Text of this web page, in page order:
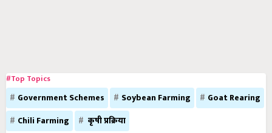
#Top Topics
Government Schemes Soybean Farming
Goat Rearing
Chili Farming
कृषी प्रक्रिया